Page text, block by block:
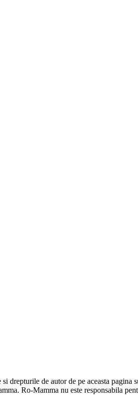
de autor de pe aceasta
Ro-Mamma nu este responsabila